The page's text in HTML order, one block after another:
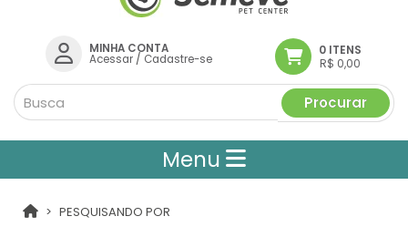
MINHA CONTA
Acessar/ Cadastre-se
0 ITENS
R$ 0,00
Procurar
Menu
PESQUISANDO POR